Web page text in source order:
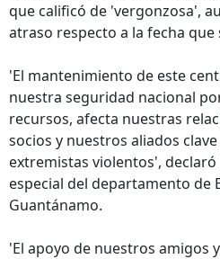
que calificó de 'vergonzosa',
atraso respecto a la fecha que
'El mantenimiento de este
nuestra seguridad nacional
recursos, afecta nuestras
socios y nuestros aliados
extremistas violentos', declaró
especial del departamento de
Guantánamo.
'El apoyo de nuestros amigos